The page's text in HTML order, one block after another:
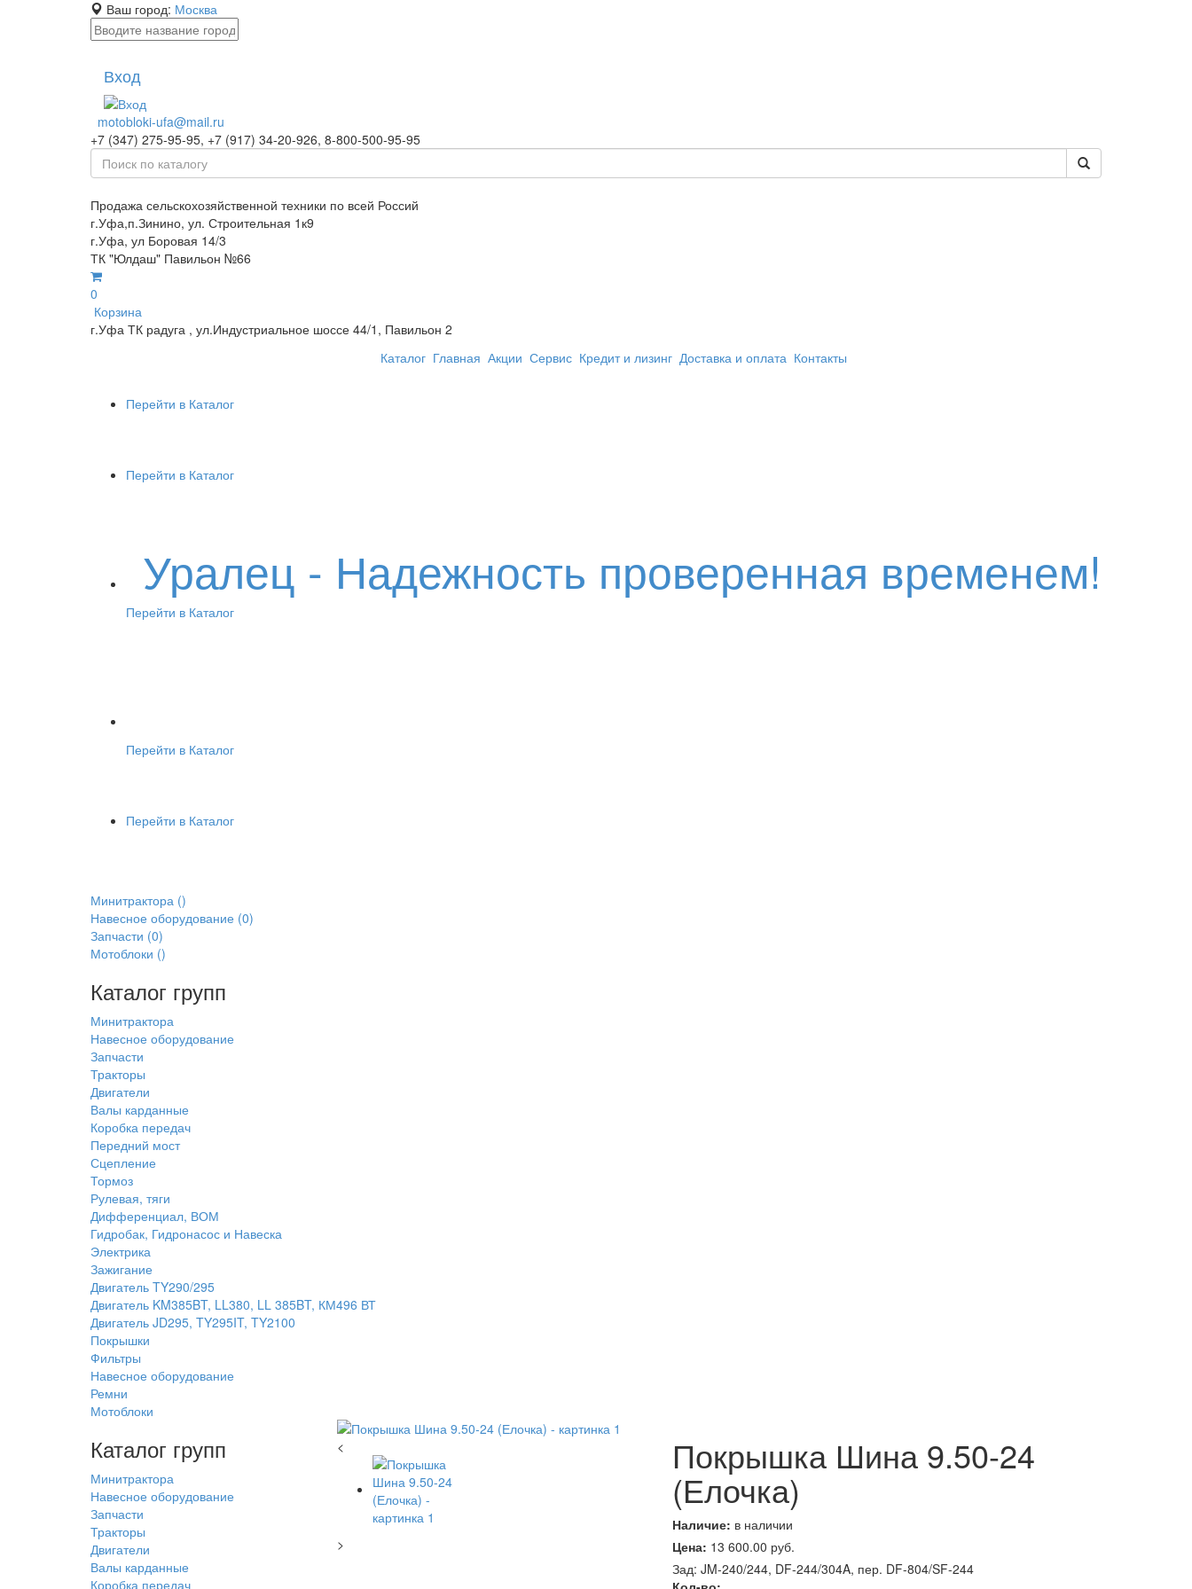
Ваш город: Москва
Вход
motobloki-ufa@mail.ru
+7 (347) 275-95-95, +7 (917) 34-20-926, 8-800-500-95-95
Продажа сельскохозяйственной техники по всей Россий
г.Уфа,п.Зинино, ул. Строительная 1к9
г.Уфа, ул Боровая 14/3
ТК "Юлдаш" Павильон №66
0
Корзина
г.Уфа ТК радуга , ул.Индустриальное шоссе 44/1, Павильон 2
Каталог Главная Акции Сервис Кредит и лизинг Доставка и оплата Контакты
Перейти в Каталог
Перейти в Каталог
Уралец - Надежность проверенная временем!
Перейти в Каталог
Перейти в Каталог
Перейти в Каталог
Минитрактора ()
Навесное оборудование (0)
Запчасти (0)
Мотоблоки ()
Каталог групп
Минитрактора
Навесное оборудование
Запчасти
Тракторы
Двигатели
Валы карданные
Коробка передач
Передний мост
Сцепление
Тормоз
Рулевая, тяги
Дифференциал, ВОМ
Гидробак, Гидронасос и Навеска
Электрика
Зажигание
Двигатель TY290/295
Двигатель KM385BT, LL380, LL 385BT, КМ496 ВТ
Двигатель JD295, TY295IT, TY2100
Покрышки
Фильтры
Навесное оборудование
Ремни
Мотоблоки
Каталог групп
Минитрактора
Навесное оборудование
Запчасти
Тракторы
Двигатели
Валы карданные
Коробка передач
<
>
Покрышка Шина 9.50-24
(Елочка)
Наличие: в наличии
Цена: 13 600.00 руб.
Зад: JM-240/244, DF-244/304A, пер. DF-804/SF-244